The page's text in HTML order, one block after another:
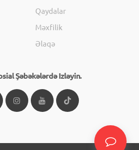
Qaydalar
Məxfilik
Əlaqə
Şəbəkələrdə Izləyin.